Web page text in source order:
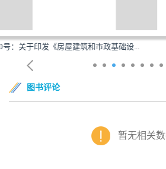
... TJ-SZJCJSGC-2018
图书评论
暂无相关